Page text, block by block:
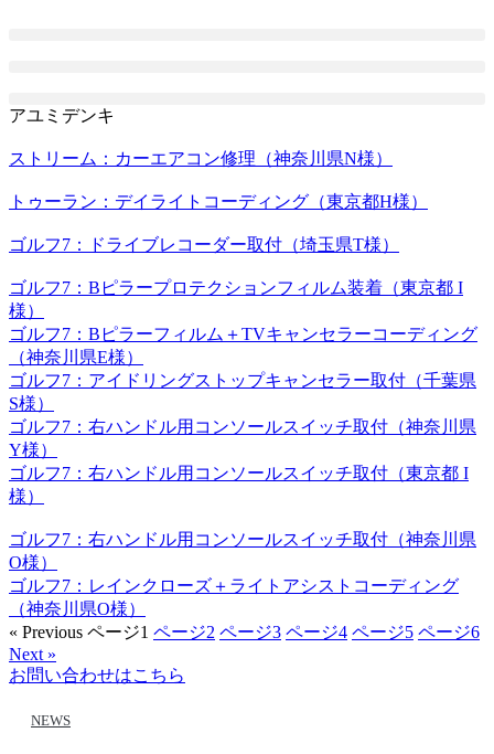
ツ
ス
ッ
アユミデンキ
ストリーム：カーエアコン修理（神奈川県N様）
トゥーラン：デイライトコーディング（東京都H様）
ゴルフ7：ドライブレコーダー取付（埼玉県T様）
ゴルフ7：Bピラープロテクションフィルム装着（東京都 I
様）
ゴルフ7：Bピラーフィルム＋TVキャンセラーコーディング
（神奈川県E様）
ゴルフ7：アイドリングストップキャンセラー取付（千葉県
S様）
ゴルフ7：右ハンドル用コンソールスイッチ取付（神奈川県
Y様）
ゴルフ7：右ハンドル用コンソールスイッチ取付（東京都 I
様）
ゴルフ7：右ハンドル用コンソールスイッチ取付（神奈川県
O様）
ゴルフ7：レインクローズ＋ライトアシストコーディング
（神奈川県O様）
« Previous ページ1 ページ2 ページ3 ページ4 ページ5 ページ6
Next »
お問い合わせはこちら
NEWS